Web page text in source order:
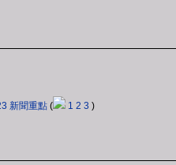
新聞重點 ( 1 2 3 )